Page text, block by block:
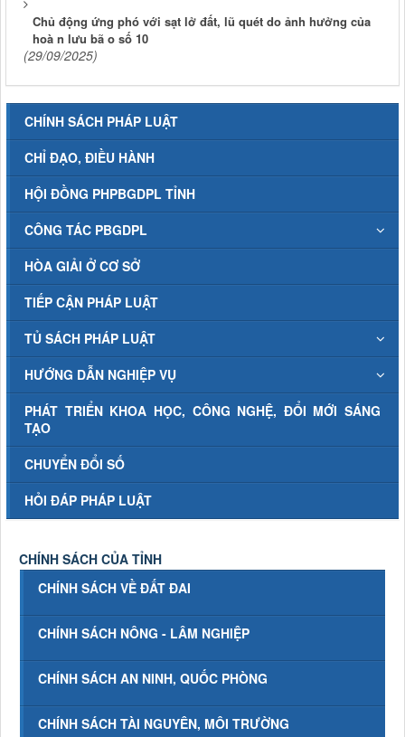
Chủ động ứng phó với sạt lở đất, lũ quét do ảnh hưởng của
hoà n lưu bã o số 10
(29/09/2025)
CHÍNH SÁCH PHÁP LUẬT
CHỈ ĐẠO, ĐIỀU HÀNH
HỘI ĐỒNG PHPBGDPL TỈNH
CÔNG TÁC PBGDPL
HÒA GIẢI Ở CƠ SỞ
TIẾP CẬN PHÁP LUẬT
TỦ SÁCH PHÁP LUẬT
HƯỚNG DẪN NGHIỆP VỤ
PHÁT TRIỂN KHOA HỌC, CÔNG NGHỆ, ĐỔI MỚI SÁNG
TẠO
CHUYỂN ĐỔI SỐ
HỎI ĐÁP PHÁP LUẬT
CHÍNH SÁCH CỦA TỈNH
CHÍNH SÁCH VỀ ĐẤT ĐAI
CHÍNH SÁCH NÔNG - LÂM NGHIỆP
CHÍNH SÁCH AN NINH, QUỐC PHÒNG
CHÍNH SÁCH TÀI NGUYÊN, MÔI TRƯỜNG